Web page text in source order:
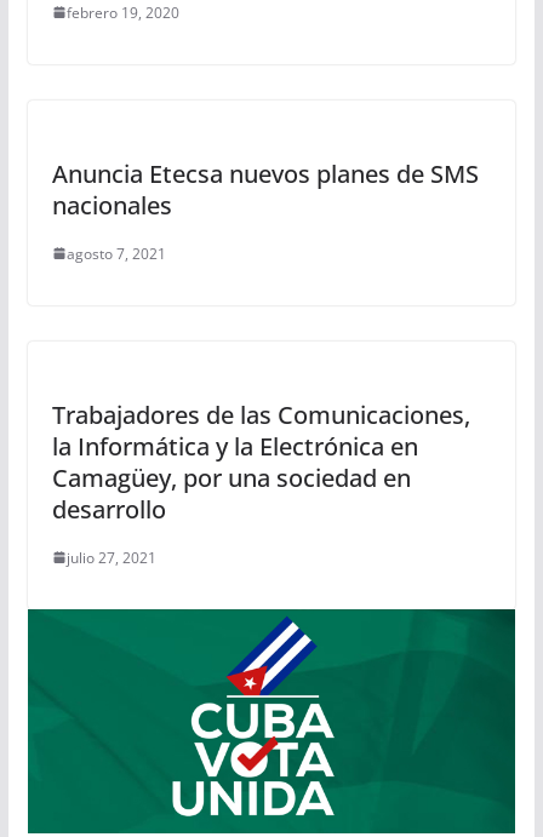
febrero 19, 2020
Anuncia Etecsa nuevos planes de SMS
nacionales
agosto 7, 2021
Trabajadores de las Comunicaciones,
la Informática y la Electrónica en
Camagüey, por una sociedad en
desarrollo
julio 27, 2021